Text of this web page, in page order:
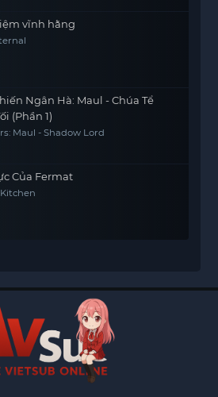
vĩnh hằng
Ngân Hà: Maul - Chúa Tể
(Phần 1)
Maul - Shadow Lord
Của Fermat